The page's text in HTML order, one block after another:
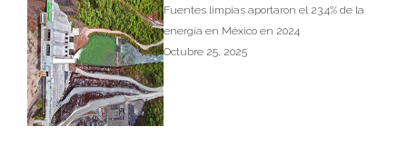
Fuentes limpias aportaron el 23.4% de la
energía en México en 2024
Octubre 25, 2025